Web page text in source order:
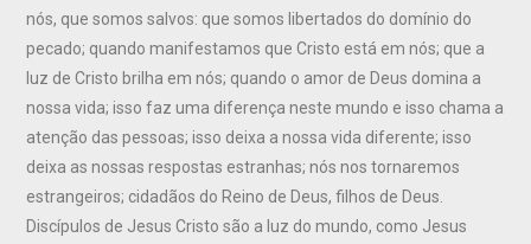
nós, que somos salvos: que somos libertados do domínio do
pecado; quando manifestamos que Cristo está em nós; que a
luz de Cristo brilha em nós; quando o amor de Deus domina a
nossa vida; isso faz uma diferença neste mundo e isso chama a
atenção das pessoas; isso deixa a nossa vida diferente; isso
deixa as nossas respostas estranhas; nós nos tornaremos
estrangeiros; cidadãos do Reino de Deus, filhos de Deus.
Discípulos de Jesus Cristo são a luz do mundo, como Jesus